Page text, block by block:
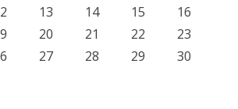
13 14 15
16
20 21 22
23
27 28 29
30